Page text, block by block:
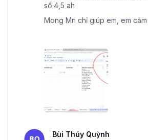
số 4,5 ah
Mong Mn chỉ giúp em, em cảm
Bùi Thúy Quỳnh